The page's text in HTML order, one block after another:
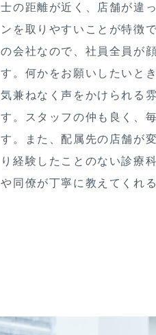
士の距離が近く、店舗が違
ンを取りやすいことが特徴
の会社なので、社員全員が
す。何かをお願いしたいと
気兼ねなく声をかけられる
す。スタッフの仲も良く、
す。また、配属先の店舗が
り経験したことのない診療
や同僚が丁寧に教えてくれ